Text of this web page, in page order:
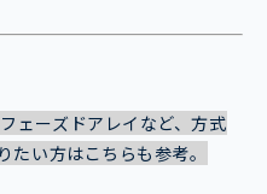
ェーズドアレイなど、方式
い方はこちらも参考。